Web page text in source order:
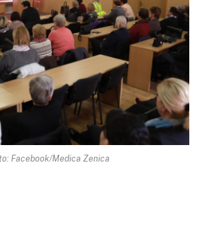
Facebook/Medica Zenica